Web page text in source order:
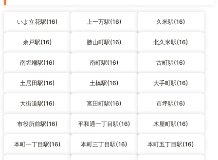
いよ立花駅(16) 上一万駅(16) 久米駅(16)
余戸駅(16) 勝山町駅(16) 北久米駅(16)
南堀端駅(16) 南町駅(16) 古町駅(16)
土居田駅(16) 土橋駅(16) 大手町駅(16)
大街道駅(16) 宮田町駅(16) 市坪駅(16)
市役所前駅(16) 平和通一丁目駅(16) 木屋町駅(16)
本町一丁目駅(16) 本町三丁目駅(16) 本町五丁目駅(16)